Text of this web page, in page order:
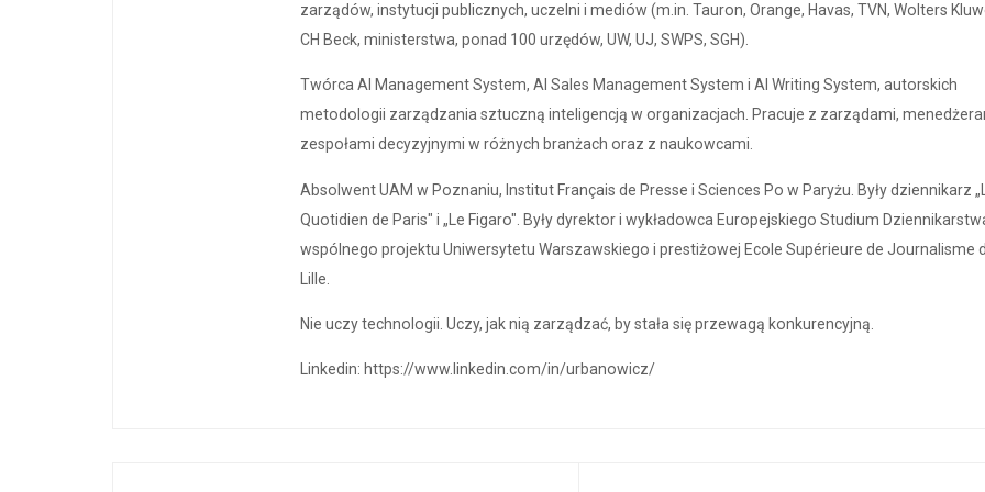
zarządów, instytucji publicznych, uczelni i mediów (m.in. Tauron, Orange, Havas, TVN, Wolters
CH Beck, ministerstwa, ponad 100 urzędów, UW, UJ, SWPS, SGH).
Twórca AI Management System, AI Sales Management System i AI Writing System, autorskich
metodologii zarządzania sztuczną inteligencją w organizacjach. Pracuje z zarządami,
zespołami decyzyjnymi w różnych branżach oraz z naukowcami.
Absolwent UAM w Poznaniu, Institut Français de Presse i Sciences Po w Paryżu. Były dziennikarz
Quotidien de Paris" i „Le Figaro". Były dyrektor i wykładowca Europejskiego Studium
wspólnego projektu Uniwersytetu Warszawskiego i prestiżowej Ecole Supérieure de Journalisme
Lille.
Nie uczy technologii. Uczy, jak nią zarządzać, by stała się przewagą konkurencyjną.
Linkedin: https://www.linkedin.com/in/urbanowicz/